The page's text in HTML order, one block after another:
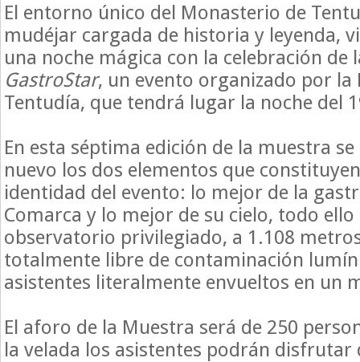
El entorno único del Monasterio de
mudéjar cargada de historia y leyenda,
una noche mágica con la celebración de
GastroStar, un evento organizado por
Tentudía, que tendrá lugar la noche del
En esta séptima edición de la muestra
nuevo los dos elementos que
identidad del evento: lo mejor de la
Comarca y lo mejor de su cielo, todo
observatorio privilegiado, a 1.108
totalmente libre de contaminación
asistentes literalmente envueltos en un
El aforo de la Muestra será de 250
la velada los asistentes podrán disfrutar